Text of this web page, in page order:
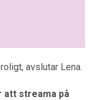
avslutar Lena.
att streama på